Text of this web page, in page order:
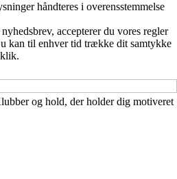
håndteres i overensstemmelse
accepterer du vores regler
kan til enhver tid trække dit samtykke
og hold, der holder dig motiveret